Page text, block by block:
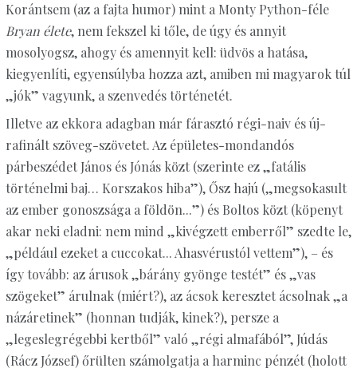
Korántsem (az a fajta humor) mint a Monty Python-féle
Bryan élete, nem fekszel ki tőle, de úgy és annyit
mosolyogsz, ahogy és amennyit kell: üdvös a hatása,
kiegyenlíti, egyensúlyba hozza azt, amiben mi magyarok túl
„jók” vagyunk, a szenvedés történetét.
Illetve az ekkora adagban már fárasztó régi-naiv és új-
rafinált szöveg-szövetet. Az épületes-mondandós
párbeszédet János és Jónás közt (szerinte ez „fatális
történelmi baj… Korszakos hiba”), Ősz hajú („megsokasult
az ember gonoszsága a földön...”) és Boltos közt (köpenyt
akar neki eladni: nem mind „kivégzett emberről” szedte le,
„például ezeket a cuccokat... Ahasvérustól vettem”), – és
így tovább: az árusok „bárány gyönge testét” és „vas
szögeket” árulnak (miért?), az ácsok keresztet ácsolnak „a
názáretinek” (honnan tudják, kinek?), persze a
„legeslegrégebbi kertből” való „régi almafából”, Júdás
(Rácz József) őrülten számolgatja a harminc pénzét (holott